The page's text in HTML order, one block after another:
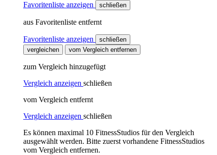
Favoritenliste anzeigen schließen
aus Favoritenliste entfernt
Favoritenliste anzeigen
schließen
vergleichen
vom Vergleich entfernen
zum Vergleich hinzugefügt
Vergleich anzeigen schließen
vom Vergleich entfernt
Vergleich anzeigen schließen
Es können maximal 10 FitnessStudios für den Vergleich
ausgewählt werden. Bitte zuerst vorhandene FitnessStudios
vom Vergleich entfernen.